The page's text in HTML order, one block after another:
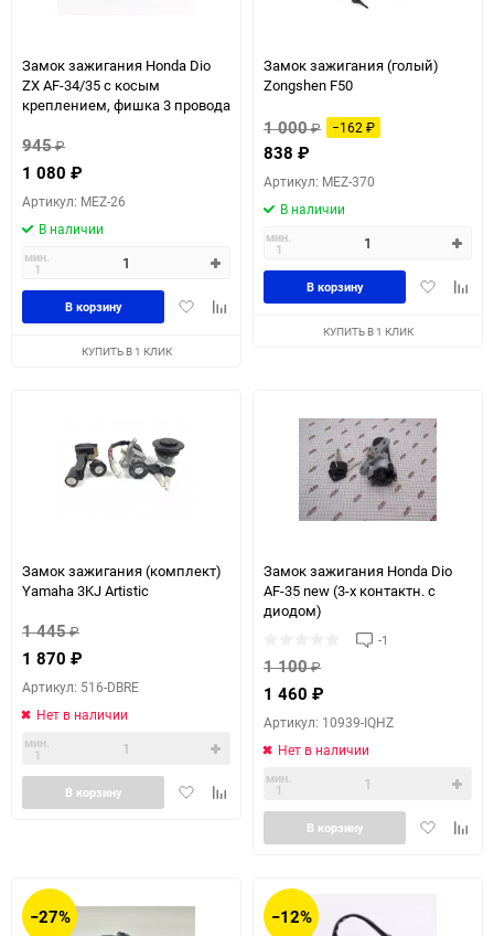
Замок зажигания Honda Dio
ZX AF-34/35 с косым
креплением, фишка 3 провода
945₽
1 080 ₽
Артикул: MEZ-26
В наличии
мин.
1
ДобавитьДобавить
В корзину
КУПИТЬ В 1 КЛИК
Замок зажигания (голый)
Zongshen F50
1 000₽ −162 ₽
838 ₽
Артикул: MEZ-370
В наличии
мин.
1
Добавить
В корзину
КУПИТЬ В 1 КЛИК
Замок зажигания (комплект)
Yamaha 3KJ Artistic
1 445₽
1 870 ₽
Артикул: 516-DBRE
Нет в наличии
мин.
1
ДобавитьДобавить
В корзину
Замок зажигания Honda Dio
AF-35 new (3-х контактн. с
диодом)
-1
1 100₽
1 460 ₽
Артикул: 10939-IQHZ
Нет в наличии
мин.
1
Добавить
В корзину
−27% −12%